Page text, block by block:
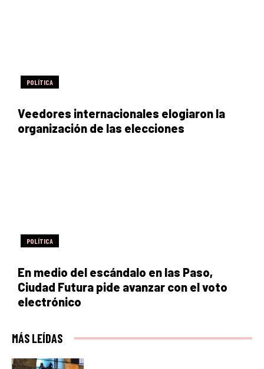
POLÍTICA
Veedores internacionales elogiaron la
organización de las elecciones
POLÍTICA
En medio del escándalo en las Paso,
Ciudad Futura pide avanzar con el voto
electrónico
MÁS LEÍDAS